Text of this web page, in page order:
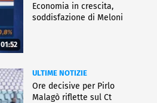
01:52
Economia in crescita,
soddisfazione di Meloni
ULTIME NOTIZIE
Ore decisive per Pirlo
Malagò riflette sul Ct